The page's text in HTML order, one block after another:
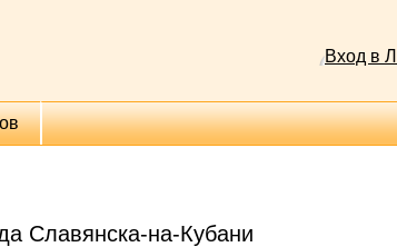
Вход в
Славянска-на-Кубани